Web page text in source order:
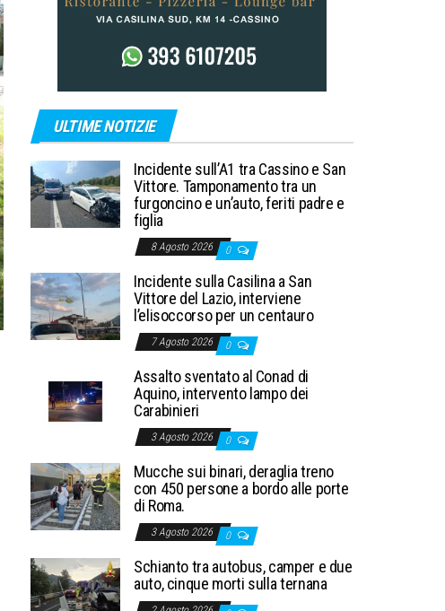
ULTIME NOTIZIE
Incidente sull’A1 tra Cassino e San
Vittore. Tamponamento tra un
furgoncino e un’auto, feriti padre e
figlia
8 Agosto 2026 0
Incidente sulla Casilina a San
Vittore del Lazio, interviene
l’elisoccorso per un centauro
7 Agosto 2026 0
Assalto sventato al Conad di
Aquino, intervento lampo dei
Carabinieri
3 Agosto 2026 0
Mucche sui binari, deraglia treno
con 450 persone a bordo alle porte
di Roma.
3 Agosto 2026 0
Schianto tra autobus, camper e due
auto, cinque morti sulla ternana